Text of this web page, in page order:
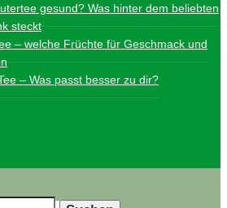
gesund? Was hinter dem beliebten
steckt
– welche Früchte für Geschmack und
– Was passt besser zu dir?